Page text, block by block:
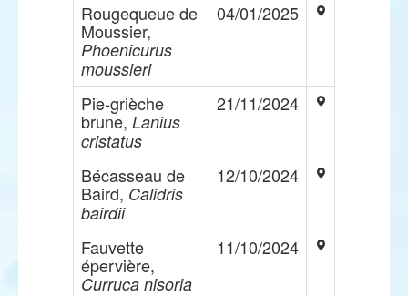
Rougequeue de
Moussier,
Phoenicurus
moussieri
04/01/2025
Pie-grièche
brune, Lanius
cristatus
21/11/2024
Bécasseau de
Baird, Calidris
bairdii
12/10/2024
Fauvette
épervière,
Curruca nisoria
11/10/2024